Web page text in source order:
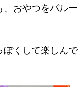
、おやつをバルー
ぽくして楽しんで